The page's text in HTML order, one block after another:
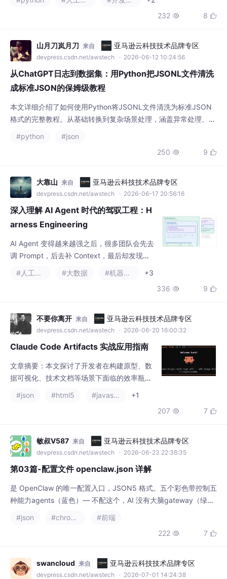
入成长期后，建议尽早封装统一 LLM Client。
类似的 AI Gateway，把鉴权、审计、限流、
预算、多模型路由、故障转移统一收口。真正
可持续的
232  8 
山月刀岚月刀 来自 亚马逊云科技技术品牌专区
devpress.csdn.net/awstech · 2026-06-12 10:24:56
从ChatGPT日志到数据集：用Python把JSONL文件清洗
成标准JSON的保姆级教程
本文详细介绍了如何使用Python将JSONL文件清洗为标准JSON
格式的完整教程。从基础转换到复杂场景处理，涵盖异常处理、性
据，适用于模型训练和可视化分析。
#python
#json
250  9 
大靠山 来自 亚马逊云科技技术品牌专区
devpress.csdn.net/awstech · 2026-06-17 20:56:16
深入理解 AI Agent 时代的驾驭工程：H
arness Engineering
AI Agent 变得越来越强之后，很多团队会先去
调 Prompt，后去补 Context，最后却发现，
真正决定结果稳定性的，往往不是这两层。
#人工智能 #大数据 #机器学习
+3
336  9 
不要你离开 来自 亚马逊云科技技术品牌专区
devpress.csdn.net/awstech · 2026-06-20 16:00:32
Claude Code Artifacts 实战应用指南
文章摘要：本文探讨了开发者在构建原型、数
据可视化、技术文档等场景下面临的效率瓶颈
工具链快速搭建可交互原型、通过配置驱动生
自动化项目搭建、安全重构代码、设计游戏化
学习组件等技术方案，最终实现从概念验证到
生产代码的平滑迁移。这些方法能显著提升开
发效率，让技术产出更加直观且具备高价值
#json #html5 #javascript
+1
207  7 
敏叔V587 来自 亚马逊云科技技术品牌专区
devpress.csdn.net/awstech · 2026-06-23 22:36:35
第03篇-配置文件 openclaw.json 详解
是 OpenClaw 的唯一配置入口，JSON5 格式。五个彩色带控制五
种能力agents（蓝色）— 不配这个，AI 没有大脑gateway（绿
色）— 配好端口和认证，安全第一channels（紫色）— 至少接一
个渠道，AI 才有耳朵和嘴巴session（橙色）— 多人使用时配好d
mScope隔离tools（红色）— 逐步放开，别一开始全开特权热重
#json #chrome
#前端
222  7 
swancloud 来自 亚马逊云科技技术品牌专区
devpress.csdn.net/awstech · 2026-07-01 14:24:38